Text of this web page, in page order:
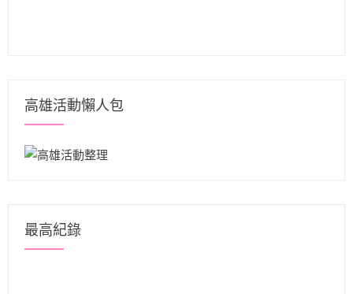
高雄活動懶人包
最高紀錄